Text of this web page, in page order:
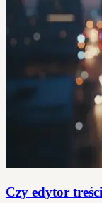
Czy edytor